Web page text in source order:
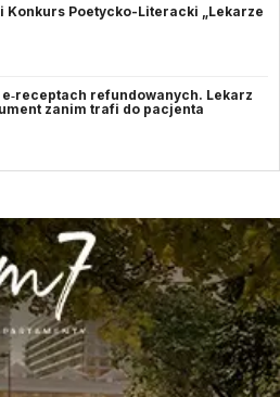
Konkurs Poetycko-Literacki „Lekarze
e‑receptach refundowanych. Lekarz
zanim trafi do pacjenta